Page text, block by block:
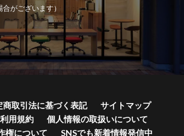
がございます）
商取引法に基づく表記
サイトマップ
用規約
個人情報の取扱いについて
権について
SNSでも新着情報発信中